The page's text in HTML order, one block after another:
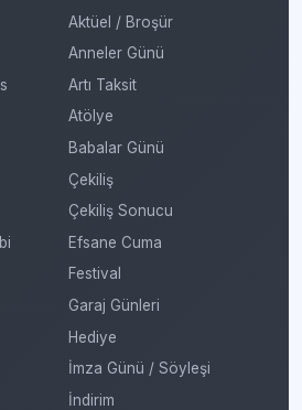
Aktüel / Broşür
Anneler Günü
Artı Taksit
Atölye
Babalar Günü
Çekiliş
Çekiliş Sonucu
Efsane Cuma
Festival
Garaj Günleri
Hediye
İmza Günü / Söyleşi
İndirim